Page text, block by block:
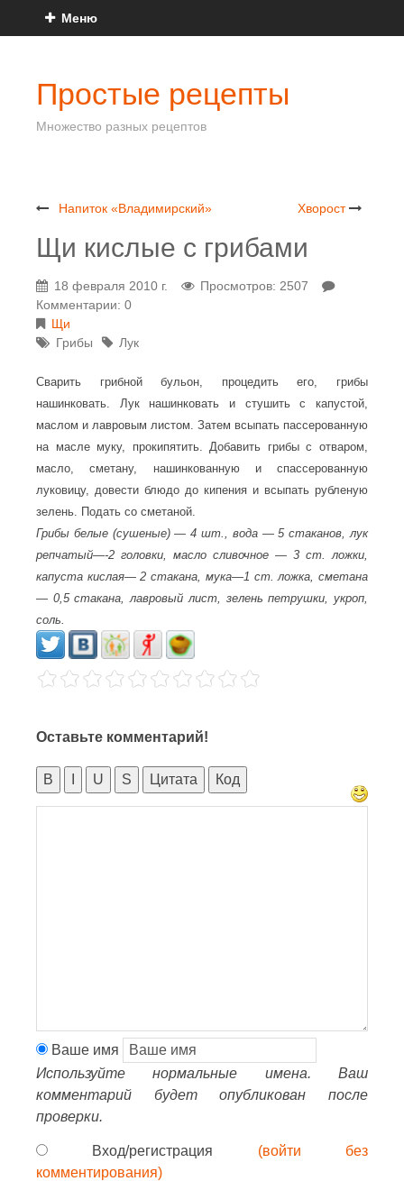
Меню
Простые рецепты
Множество разных рецептов
Напиток «Владимирский» Хворост
Щи кислые с грибами
18 февраля 2010 г.
Просмотров: 2507
Комментарии: 0
Щи
Грибы
Лук
Сварить грибной бульон, процедить его, грибы
нашинковать. Лук нашинковать и стушить с капустой,
маслом и лавровым листом. Затем всыпать пассерованную
на масле муку, прокипятить. Добавить грибы с отваром,
масло, сметану, нашинкованную и спассерованную
луковицу, довести блюдо до кипения и всыпать рубленую
зелень. Подать со сметаной.
Грибы белые (сушеные) — 4 шт., вода — 5 стаканов, лук
репчатый—-2 головки, масло сливочное — 3 ст. ложки,
капуста кислая— 2 стакана, мука—1 ст. ложка, сметана
— 0,5 стакана, лавровый лист, зелень петрушки, укроп,
соль.
Оставьте комментарий!
B U S Цитата Код
Ваше имя
Используйте нормальные имена. Ваш
комментарий будет опубликован после
проверки.
Вход/регистрация (войти без
комментирования)